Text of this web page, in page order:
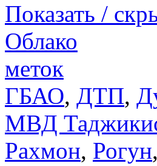
Показать /
Облако
меток
ГБАО, ДТП,
МВД
Рахмон, Рогун,